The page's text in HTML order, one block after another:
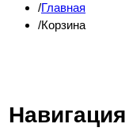
Главная
Корзина
Навигация